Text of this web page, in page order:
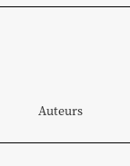
Auteurs